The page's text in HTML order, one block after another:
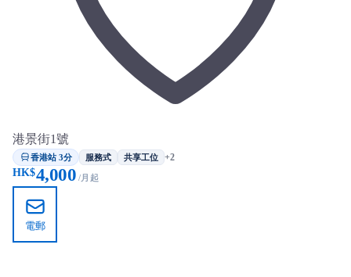
港景街1號
香港站 3分 服務式 共享工位 +2
HK$4,000 /月起
電郵